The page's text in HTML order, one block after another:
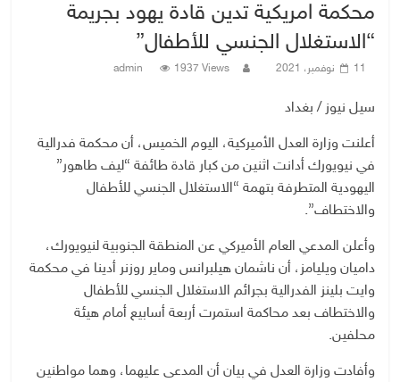
محكمة امريكية تدين قادة يهود بجريمة
“الاستغلال الجنسي للأطفال”
11 نوفمبر، 2021 admin 1937 Views
سيل نيوز / بغداد
أعلنت وزارة العدل الأميركية، اليوم الخميس، أن محكمة فدرالية
في نيويورك أدانت اثنين من كبار قادة طائفة “ليف طاهور”
اليهودية المتطرفة بتهمة “الاستغلال الجنسي للأطفال
والاختطاف”.
وأعلن المدعي العام الأميركي عن المنطقة الجنوبية لنيويورك،
داميان ويليامز، أن ناشمان هيلبرانس وماير روزنر أدينا في محكمة
وايت بلينز الفدرالية بجرائم الاستغلال الجنسي للأطفال
والاختطاف بعد محاكمة استمرت أربعة أسابيع أمام هيئة
محلفين.
وأفادت وزارة العدل في بيان أن المدعى عليهما، وهما مواطنين